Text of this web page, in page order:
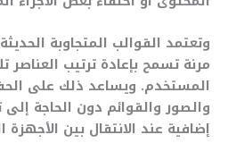
وتعتمد القوالب المتجاوبة
مرنة تسمح بإعادة ترتيب العناصر
المستخدم. ويساعد ذلك على
والصور والقوائم دون الحاجة إلى
إضافية عند الانتقال بين الأجهزة